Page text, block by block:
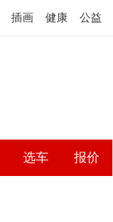
插画 健康 公益
选车 报价